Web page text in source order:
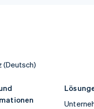
(Deutsch)